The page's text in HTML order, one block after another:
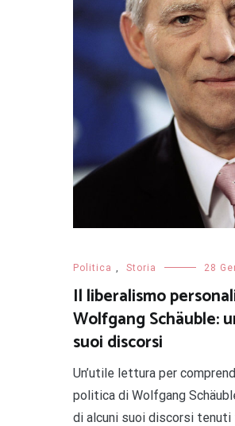
Politica , Storia 28
Il liberalismo
Wolfgang Schäuble:
suoi discorsi
Un’utile lettura per
politica di Wolfgang
di alcuni suoi discorsi